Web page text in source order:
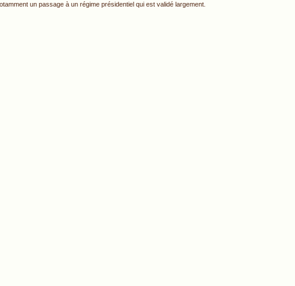
un passage à un régime présidentiel qui est validé largement.